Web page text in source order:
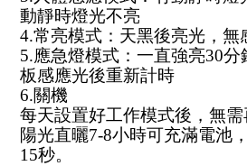
動靜時燈光不亮
4.常亮模式：天黑後亮光，無
5.應急燈模式：一直強亮30
板感應光後重新計時
6.關機
每天設置好工作模式後，無需
陽光直曬7-8小時可充滿電池
15秒。